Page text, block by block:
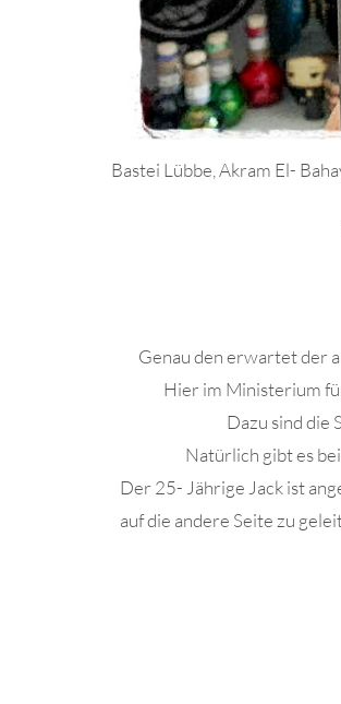
Bastei Lübbe, Akram El-
Genau den erwartet der
Hier im Ministerium
Dazu sind die
Natürlich gibt es
Der 25- Jährige Jack ist
auf die andere Seite zu